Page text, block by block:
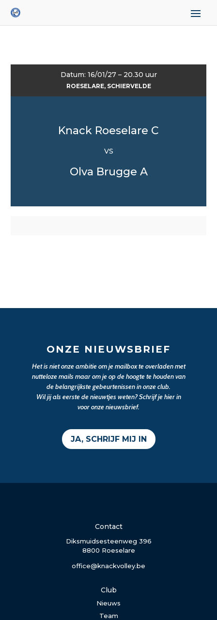
Datum: 16/01/27 – 20.30 uur
ROESELARE, SCHIERVELDE
Knack Roeselare C
VS
Olva Brugge A
ONZE NIEUWSBRIEF
Het is niet onze ambitie om je mailbox te overladen met
nutteloze mails maar om je op de hoogte te houden van
de belangrijkste gebeurtenissen in onze club.
Wil jij als eerste de nieuwtjes weten? Schrijf je hier in
voor onze nieuwsbrief.
JA, SCHRIJF MIJ IN
Contact
Diksmuidsesteenweg 396
8800 Roeselare
office@knackvolley.be
Club
Nieuws
Team